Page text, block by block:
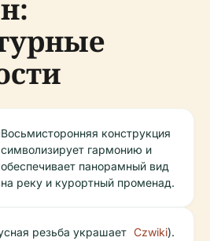
Восьмисторонняя конструкция
символизирует гармонию и
обеспечивает панорамный вид
на реку и курортный променад.
резьба украшает Czwiki).